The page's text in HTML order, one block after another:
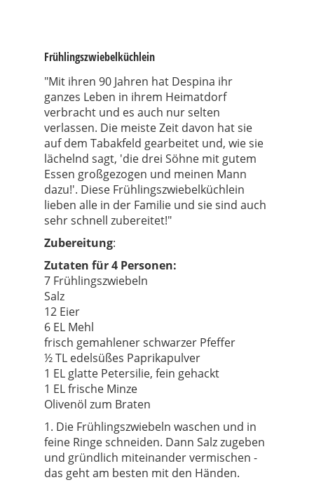
Frühlingszwiebelküchlein
"Mit ihren 90 Jahren hat Despina ihr
ganzes Leben in ihrem Heimatdorf
verbracht und es auch nur selten
verlassen. Die meiste Zeit davon hat sie
auf dem Tabakfeld gearbeitet und, wie sie
lächelnd sagt, 'die drei Söhne mit gutem
Essen großgezogen und meinen Mann
dazu!'. Diese Frühlingszwiebelküchlein
lieben alle in der Familie und sie sind auch
sehr schnell zubereitet!"
Zubereitung:
Zutaten für 4 Personen:
7 Frühlingszwiebeln
Salz
12 Eier
6 EL Mehl
frisch gemahlener schwarzer Pfeffer
½ TL edelsüßes Paprikapulver
1 EL glatte Petersilie, fein gehackt
1 EL frische Minze
Olivenöl zum Braten
1. Die Frühlingszwiebeln waschen und in
feine Ringe schneiden. Dann Salz zugeben
und gründlich miteinander vermischen -
das geht am besten mit den Händen.